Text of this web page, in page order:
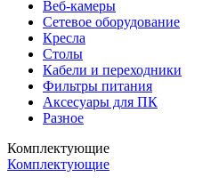
Веб-камеры
Сетевое оборудование
Кресла
Столы
Кабели и переходники
Фильтры питания
Аксесуары для ПК
Разное
Комплектующие
Комплектующие